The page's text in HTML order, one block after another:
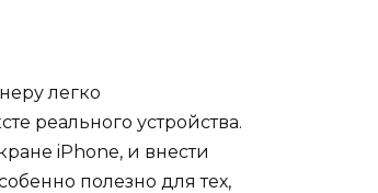
легко
реального устройства.
iPhone, и внести
полезно для тех,